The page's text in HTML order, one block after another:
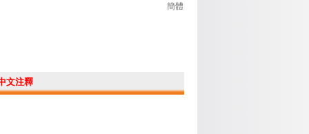
簡體
文注釋